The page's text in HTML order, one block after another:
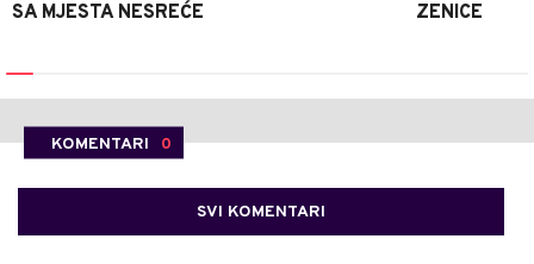
SA MJESTA NESREĆE
ZENICE
KOMENTARI 0
SVI KOMENTARI